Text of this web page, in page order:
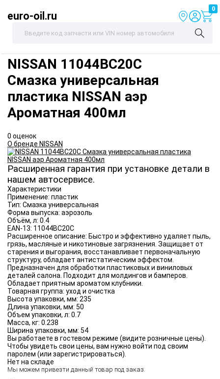
euro-oil.ru
0
NISSAN 11044BC20C
Смазка универсальная
пластика NISSAN аэр
Ароматная 400мл
0 оценок
О бренде NISSAN
Расширенная гарантия при установке детали в
нашем автосервисе.
Характеристики
Применение: пластик
Тип: Смазка универсальная
Форма выпуска: аэрозоль
Объём, л: 0.4
EAN-13: 11044BC20C
Расширенное описание: Быстро и эффективно удаляет пыль,
грязь, масляные и никотиновые загрязнения. Защищает от
старения и выгорания, восстанавливает первоначальную
структуру, обладает антистатическим эффектом.
Предназначен для обработки пластиковых и виниловых
деталей салона. Подходит для молдингов и бамперов.
Обладает приятным ароматом клубники.
Товарная группа: уход и очистка
Высота упаковки, мм: 235
Длина упаковки, мм: 50
Объем упаковки, л: 0.7
Масса, кг: 0.238
Ширина упаковки, мм: 54
Вы работаете в гостевом режиме (видите розничные цены).
Чтобы увидеть свои цены, вам нужно войти под своим
паролем (или зарегистрироваться).
Нет на складе
Мы можем привезти данный товар под заказ.